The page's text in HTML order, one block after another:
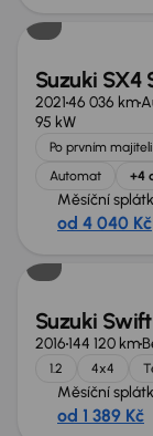
Suzuki SX4
202146 036 km
95 kW
Po prvním majiteli
Automat
+4
Měsíční
od 4 040 Kč
Suzuki Swift
2016144 120 km
1.2 4x4
Měsíční
od 1 389 Kč